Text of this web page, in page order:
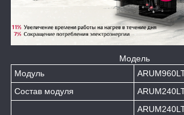
Модель
Модуль
Состав модуля